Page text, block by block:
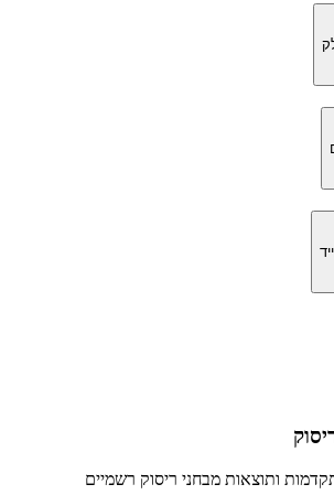
ותוצאות מבחני ריסוק רשמיים